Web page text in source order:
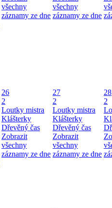
všechny
záznamy ze dne
všechny
záznamy ze dne
26
2
Loutky mistra
Klášterky
Dřevěný čas
Zobrazit
všechny
záznamy ze dne
27
2
Loutky mistra
Klášterky
Dřevěný čas
Zobrazit
všechny
záznamy ze dne
28
2